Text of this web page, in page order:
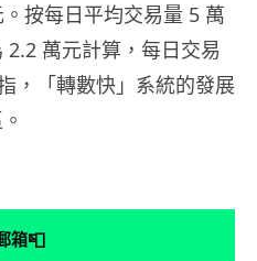
按每日平均交易量 5 萬
萬元計算，每日交易
，「轉數快」系統的發展
箱📮